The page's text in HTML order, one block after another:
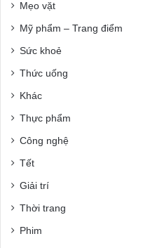
Mẹo vặt
Mỹ phẩm – Trang điểm
Sức khoẻ
Thức uống
Khác
Thực phẩm
Công nghệ
Tết
Giải trí
Thời trang
Phim